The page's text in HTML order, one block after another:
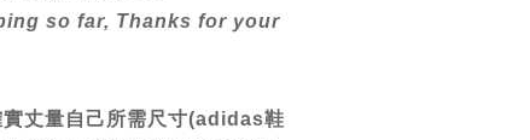
so far, Thanks for your
實丈量自己所需尺寸(adidas鞋